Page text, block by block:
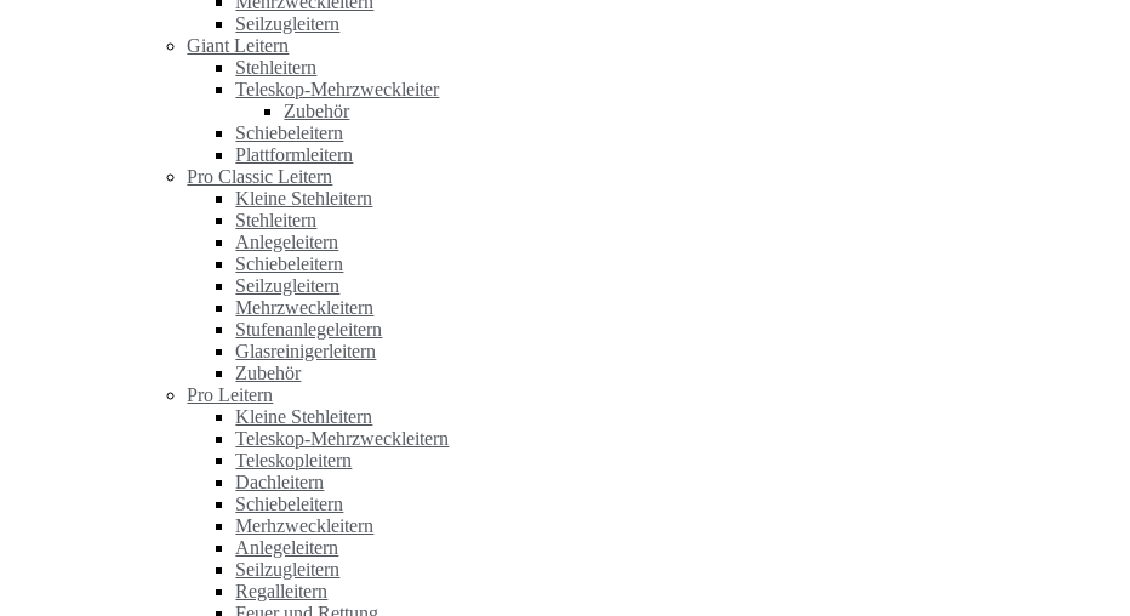
Seilzugleitern
Giant Leitern
Stehleitern
Teleskop-Mehrzweckleiter
Zubehör
Schiebeleitern
Plattformleitern
Pro Classic Leitern
Kleine Stehleitern
Stehleitern
Anlegeleitern
Schiebeleitern
Seilzugleitern
Mehrzweckleitern
Stufenanlegeleitern
Glasreinigerleitern
Zubehör
Pro Leitern
Kleine Stehleitern
Teleskop-Mehrzweckleitern
Teleskopleitern
Dachleitern
Schiebeleitern
Merhzweckleitern
Anlegeleitern
Seilzugleitern
Regalleitern